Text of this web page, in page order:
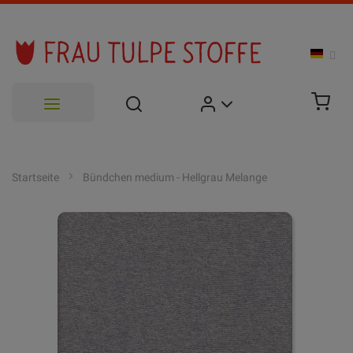
Startseite Bündchen medium - Hellgrau Melange
Bildgalerie